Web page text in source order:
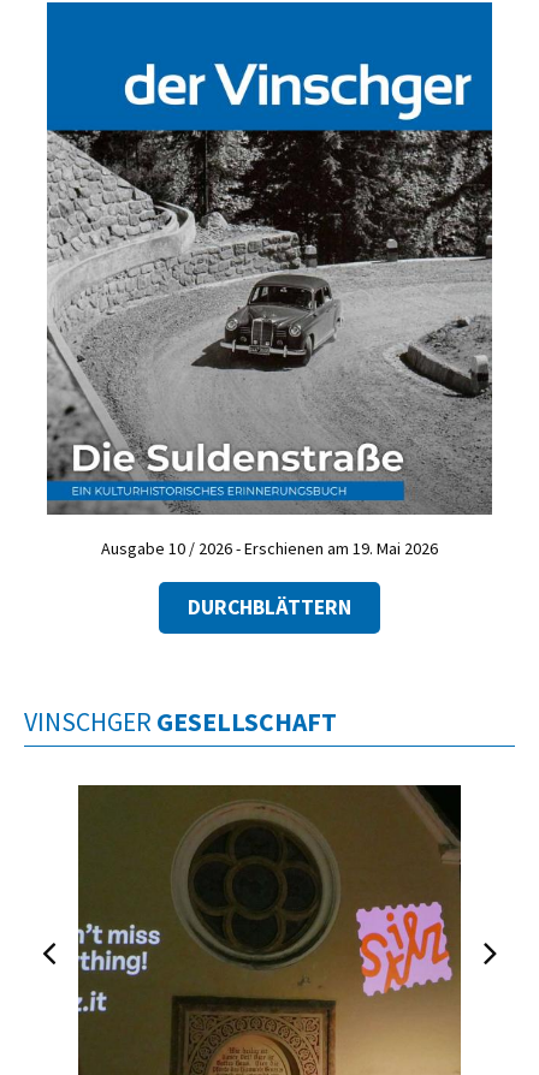
Ausgabe 10 / 2026 - Erschienen am 19. Mai 2026
DURCHBLÄTTERN
VINSCHGER GESELLSCHAFT